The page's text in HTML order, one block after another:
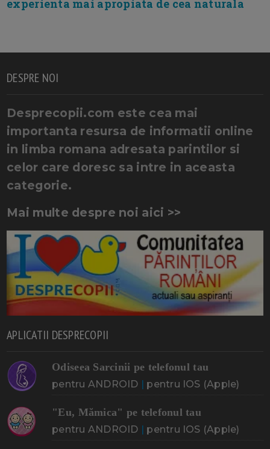
experienta mai apropiata de cea naturala
DESPRE NOI
Desprecopii.com este cea mai
importanta resursa de informatii online
in limba romana adresata parintilor si
celor care doresc sa intre in aceasta
categorie.
Mai multe despre noi aici >>
APLICATII DESPRECOPII
Odiseea Sarcinii pe telefonul tau
pentru ANDROID pentru IOS (Apple)
"Eu, Mămica" pe telefonul tau
pentru ANDROID pentru IOS (Apple)